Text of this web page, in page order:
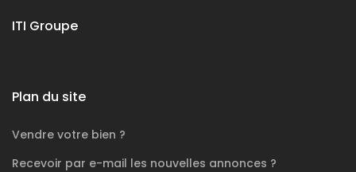
ITI Groupe
Plan du site
Vendre votre bien ?
Recevoir par e-mail les nouvelles annonces ?